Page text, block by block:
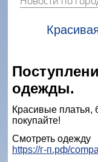
одежды.
Красивые платья,
покупайте!
Смотреть одежду
https://г-п.рф/